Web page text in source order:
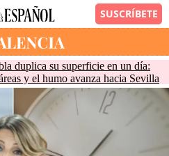
duplica su superficie en un día:
y el humo avanza hacia Sevilla